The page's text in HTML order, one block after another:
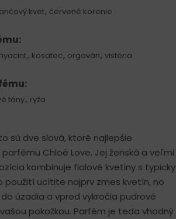
kvet, červené korenie
hyacint, kosatec, orgován, vistéria
tóny, ryža
sú dve slová, ktoré najlepšie
Chloé Love. Jej ženská a veľmi
kombinuje fialové kvetiny s typicky
použití ucítite najprv zmes kvetín, no
úzadia a vpred vykročia pudrové
pokožkou. Parfém je teda vhodný